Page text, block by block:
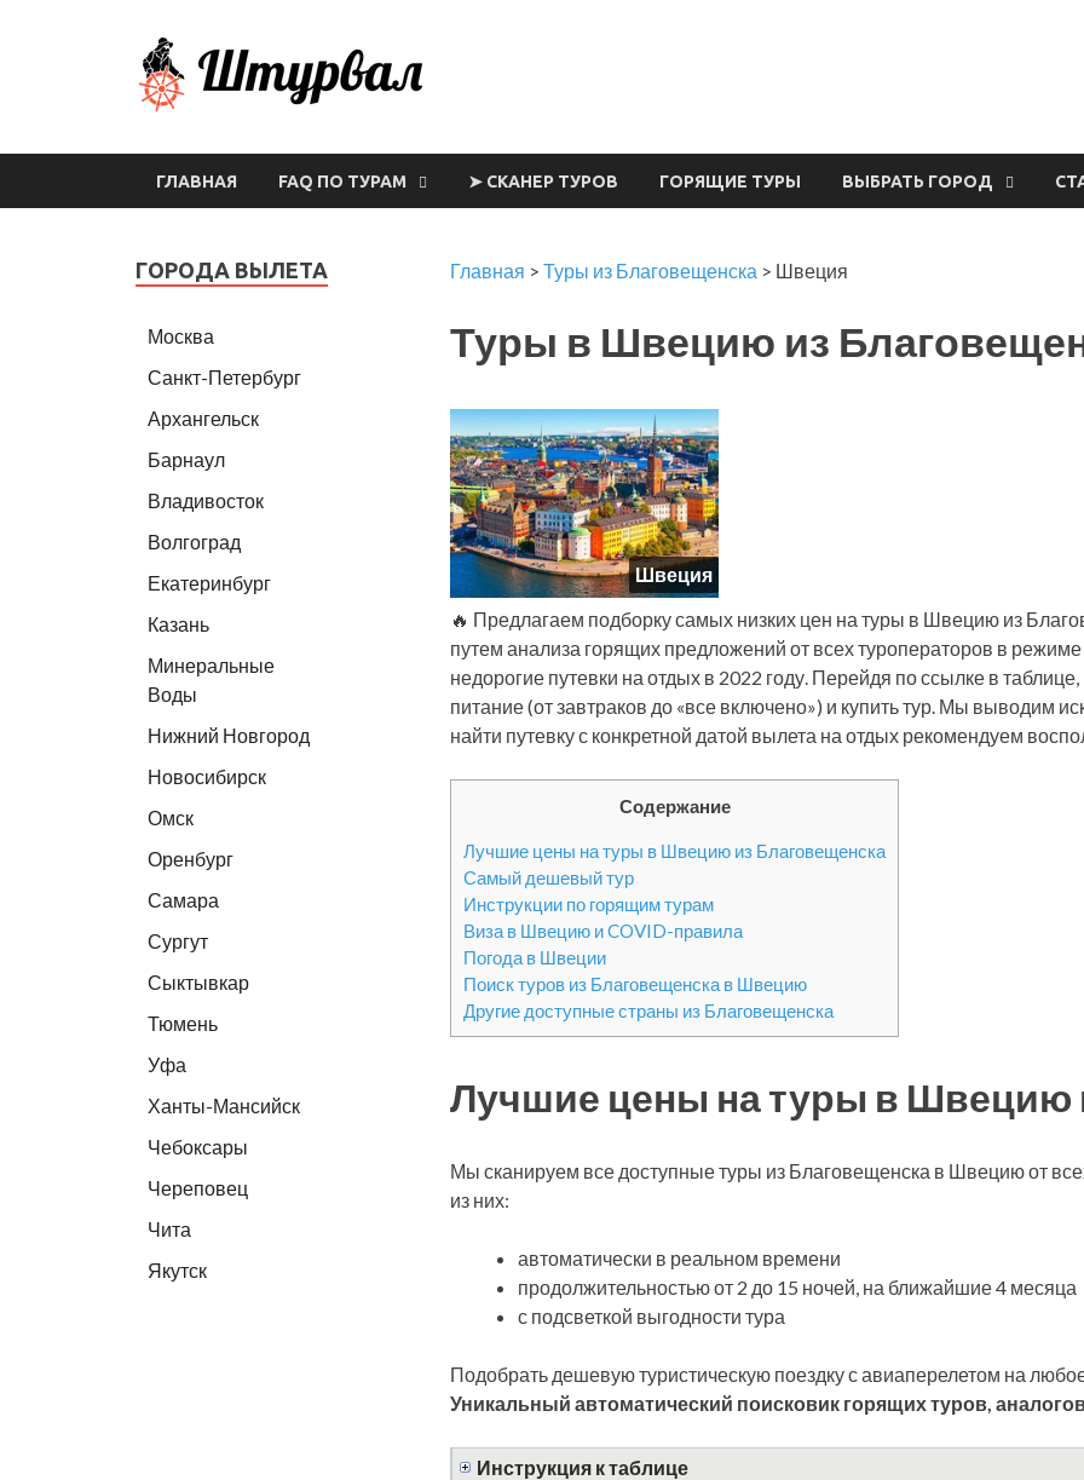
ГЛАВНАЯ FAQ ПО ТУРАМ ➤ СКАНЕР ТУРОВ ГОРЯЩИЕ ТУРЫ ВЫБРАТЬ ГОРОД
Главная > Туры из Благовещенска > Швеция
Туры в Швецию из
Швеция
🔥 Предлагаем подборку самых низких цен на туры в Швецию из
путем анализа горящих предложений от всех туроператоров в
недорогие путевки на отдых в 2022 году. Перейдя по ссылке в
питание (от завтраков до «все включено») и купить тур. Мы выводим
найти путевку с конкретной датой вылета на отдых рекомендуем
Содержание
Лучшие цены на туры в Швецию из Благовещенска
Самый дешевый тур
Инструкции по горящим турам
Виза в Швецию и COVID-правила
Погода в Швеции
Поиск туров из Благовещенска в Швецию
Другие доступные страны из Благовещенска
Лучшие цены на туры в Швецию
Мы сканируем все доступные туры из Благовещенска в Швецию от
из них:
автоматически в реальном времени
продолжительностью от 2 до 15 ночей, на ближайшие 4 месяца
с подсветкой выгодности тура
Подобрать дешевую туристическую поездку с авиаперелетом на
Уникальный автоматический поисковик горящих туров, аналогов
Инструкция к таблице
ГОРОДА ВЫЛЕТА
Москва
Санкт-Петербург
Архангельск
Барнаул
Владивосток
Волгоград
Екатеринбург
Казань
Минеральные
Воды
Нижний Новгород
Новосибирск
Омск
Оренбург
Самара
Сургут
Сыктывкар
Тюмень
Уфа
Ханты-Мансийск
Чебоксары
Череповец
Чита
Якутск